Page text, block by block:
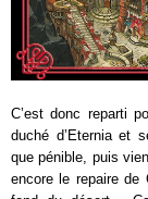
C’est donc reparti
duché d’Eternia et
que pénible, puis
encore le repaire de